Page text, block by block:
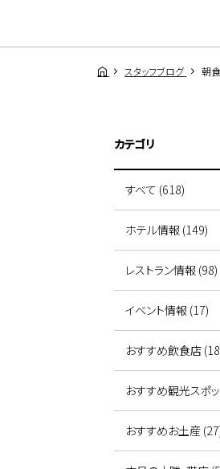
スタッフブログ 朝
カテゴリ
すべて (618)
ホテル情報 (149)
レストラン情報 (98)
イベント情報 (17)
おすすめ飲食店
おすすめ観光スポ
おすすめお土産